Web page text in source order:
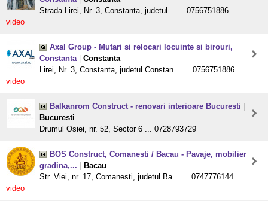
Strada Lirei, Nr. 3, Constanta, judetul .. ... 0756751886
video
Axal Group - Mutari si relocari locuinte si birouri,
Constanta
Constanta
Lirei, Nr. 3, Constanta, judetul Constan .. ... 0756751886
video
Balkanrom Construct - renovari interioare Bucuresti
Bucuresti
Drumul Osiei, nr. 52, Sector 6 ... 0728793729
BOS Construct, Comanesti / Bacau - Pavaje, mobilier
gradina,...
Bacau
Str. Viei, nr. 17, Comanesti, judetul Ba .. ... 0747776144
video